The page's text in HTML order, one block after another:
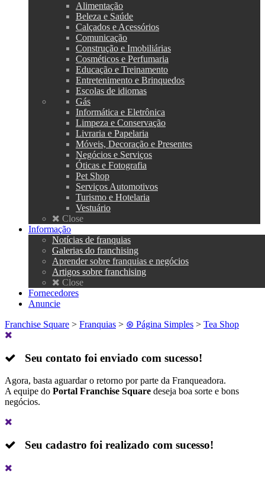
Alimentação
Beleza e Saúde
Calçados e Acessórios
Comunicação
Construção e Imobiliárias
Cosméticos e Perfumaria
Educação e Treinamento
Entretenimento e Brinquedos
Escolas de idiomas
Gás
Informática e Eletrônica
Limpeza e Conservação
Livraria e Papelaria
Móveis, Decoração e Presentes
Negócios e Serviços
Óticas e Fotografia
Pet Shop
Serviços Automotivos
Turismo e Hotelaria
Vestuário
Close
Informação
Notícias de franquias
Galerias do franchising
Aprender sobre franquias e negócios
Artigos sobre franchising
Close
Fornecedores
Anuncie
Franchise Square > Franquias > ⊛ Página Simples > Tea Shop
Seu contato foi enviado com sucesso!
Agora, basta aguardar o retorno por parte da Franqueadora.
A equipe do Portal Franchise Square deseja boa sorte e bons
negócios.
Seu cadastro foi realizado com sucesso!